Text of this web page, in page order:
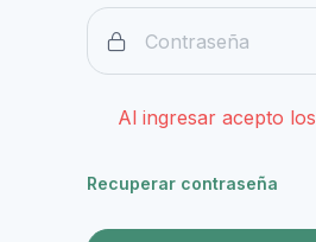
Al ingresar acepto los
Recuperar contraseña